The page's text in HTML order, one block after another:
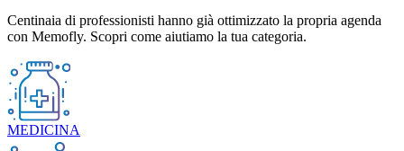
Centinaia di professionisti hanno già ottimizzato la propria agenda
con Memofly. Scopri come aiutiamo la tua categoria.
MEDICINA